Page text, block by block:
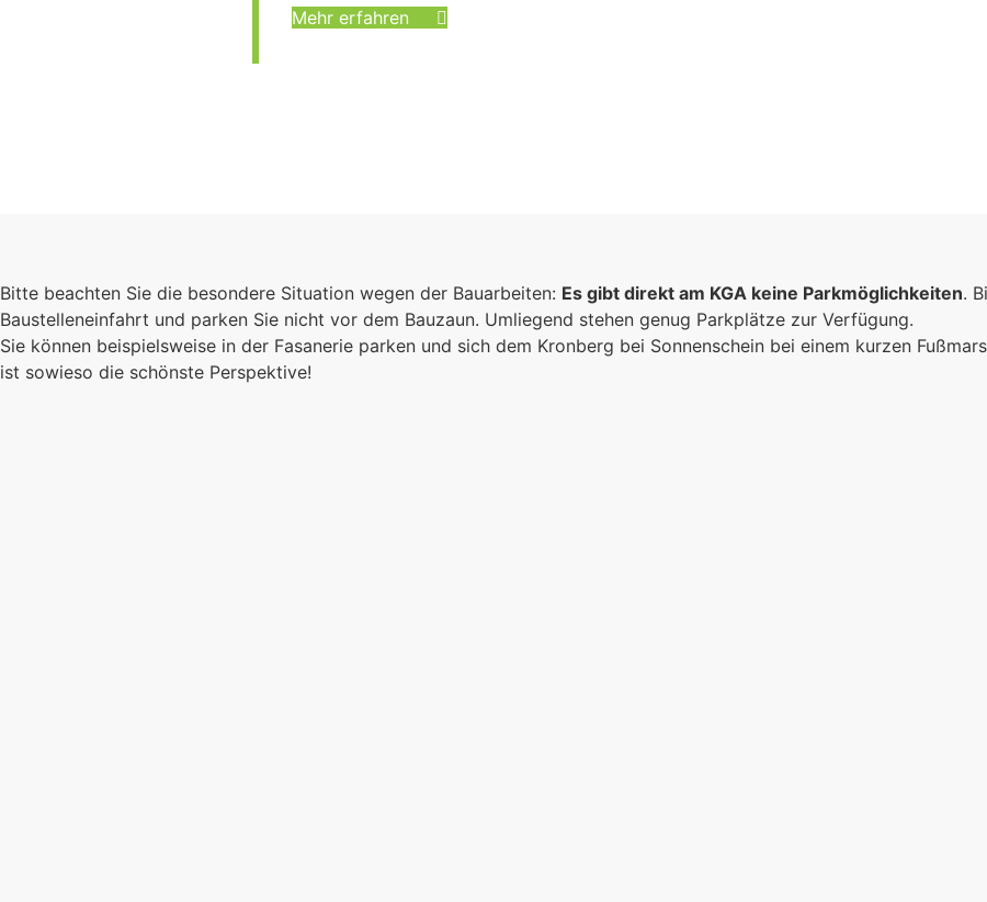
Mehr erfahren
Bitte beachten Sie die besondere Situation wegen der Bauarbeiten: Es gibt direkt am KGA keine Parkmöglichkeiten.
Baustelleneinfahrt und parken Sie nicht vor dem Bauzaun. Umliegend stehen genug Parkplätze zur Verfügung.
Sie können beispielsweise in der Fasanerie parken und sich dem Kronberg bei Sonnenschein bei einem kurzen
ist sowieso die schönste Perspektive!